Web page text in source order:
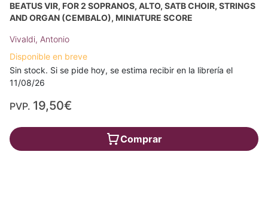
BEATUS VIR, FOR 2 SOPRANOS, ALTO, SATB CHOIR, STRINGS
AND ORGAN (CEMBALO), MINIATURE SCORE
Vivaldi, Antonio
Disponible en breve
Sin stock. Si se pide hoy, se estima recibir en la librería el
11/08/26
PVP. 19,50€
Comprar